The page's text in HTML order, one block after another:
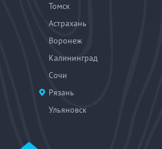
Томск
Астрахань
Воронеж
Калининград
Сочи
Рязань
Ульяновск